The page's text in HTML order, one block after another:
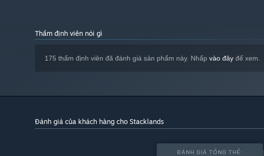
Thẩm định viên nói gì
175 thẩm định viên đã đánh giá sản phẩm này. Nhấp vào đây để xem.
Đánh giá của khách hàng cho Stacklands
ĐÁNH GIÁ TỔNG THỂ: